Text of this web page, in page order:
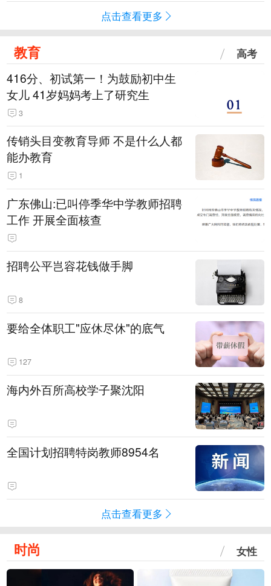
点击查看更多
教育 高考
416分、初试第一！为鼓励初中生
女儿 41岁妈妈考上了研究生
3
传销头目变教育导师 不是什么人都
能办教育
1
广东佛山:已叫停季华中学教师招聘
工作 开展全面核查
招聘公平岂容花钱做手脚
8
要给全体职工"应休尽休"的底气
127
海内外百所高校学子聚沈阳
全国计划招聘特岗教师8954名
点击查看更多
时尚 女性